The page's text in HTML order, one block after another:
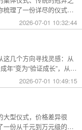
梳理了一份详尽的仪式清
2026-07-01 10:32:44
这几个方向寻找灵感：从
年”变为“验证成长”，从
2026-07-01 10:49:15
大型仪式，价格差异很
一份从千元到万元级的费